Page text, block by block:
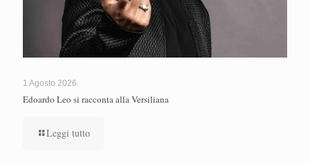
1 Agosto 2026
Edoardo Leo si racconta alla Versiliana
Leggi tutto